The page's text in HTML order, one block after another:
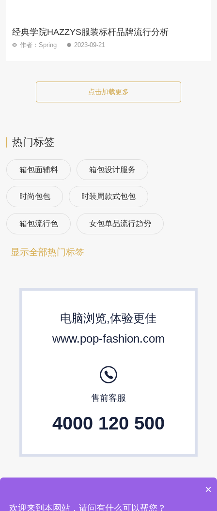
经典学院HAZZYS服装标杆品牌流行分析
作者：Spring 2023-09-21
点击加载更多
热门标签
箱包面辅料 箱包设计服务
时尚包包 时装周款式包包
箱包流行色 女包单品流行趋势
箱包流行趋势预测
显示全部热门标签
电脑浏览,体验更佳
www.pop-fashion.com
售前客服
4000 120 500
上海逸尚云联信息技术股份有限公司 © 2004-2026
×
欢迎来到本网站，请问有什么可以帮您？